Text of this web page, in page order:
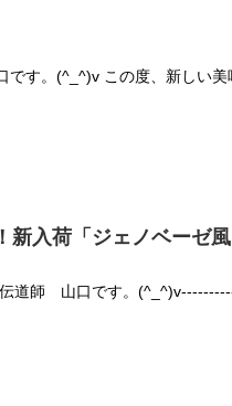
です。(^_^)v この度、新しい美
新入荷「ジェノベーゼ風
道師 山口です。